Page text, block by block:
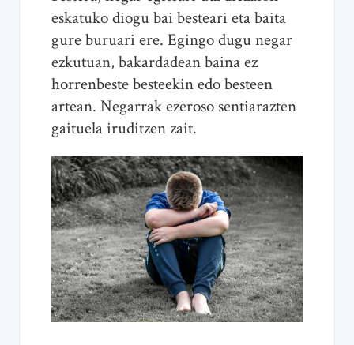
eskatuko diogu bai besteari eta baita
gure buruari ere. Egingo dugu negar
ezkutuan, bakardadean baina ez
horrenbeste besteekin edo besteen
artean. Negarrak ezeroso sentiarazten
gaituela iruditzen zait.